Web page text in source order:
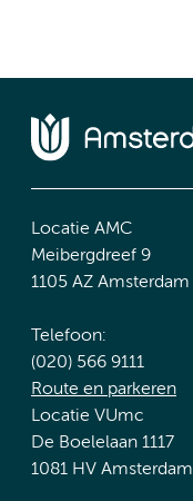
Locatie AMC
Meibergdreef 9
1105 AZ Amsterdam
Telefoon:
(020) 566 9111
Route en parkeren
Locatie VUmc
De Boelelaan 1117
1081 HV Amsterdam